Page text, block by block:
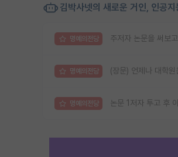
김박사넷의 새로운 거인, 인공
명예의전당 주저자 논문을 써보
명예의전당 (장문) 언제나 대학
명예의전당 논문 1저자 투고 후